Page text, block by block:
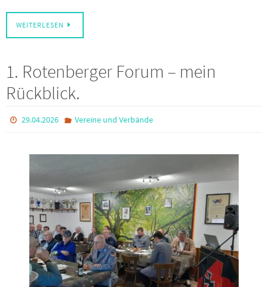
WEITERLESEN
1. Rotenberger Forum – mein
Rückblick.
29.04.2026 Vereine und Verbände